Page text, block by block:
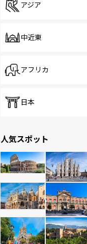
アジア
中近東
アフリカ
日本
人気スポット